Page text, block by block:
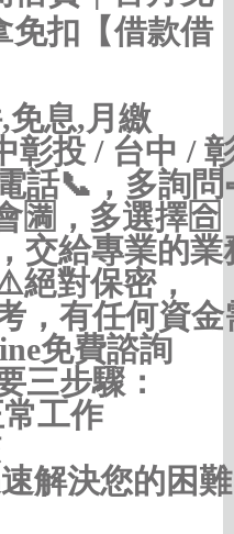
免扣【借款借
免息,月繳
彰投 / 台中 /
話📞，多詢問
🈵，多選擇🈴
交給專業的業
絕對保密，
，有任何資金
免費諮詢
三步驟：
工作
解決您的困難